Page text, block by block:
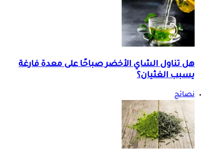
هل تناول الشاي الأخضر صباحًا على معدة فارغة
يسبب الغثيان؟
نصائح